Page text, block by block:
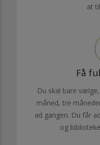
at
Få
Du skal bare
måned, tre
ad gangen. Du får
og